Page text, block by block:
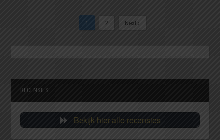
1 2 Next ›
RECENSIES
Bekijk hier alle recensies